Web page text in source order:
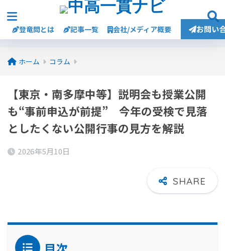
登竜問とは 記事一覧 会社/メディア概要 お問い
ホーム コラム
【東京・南多摩中等】説明会も授業公開
も“事前申込が前提” 今年の受検で見落
としたくない公開行事の見方を解説
2026年5月10日